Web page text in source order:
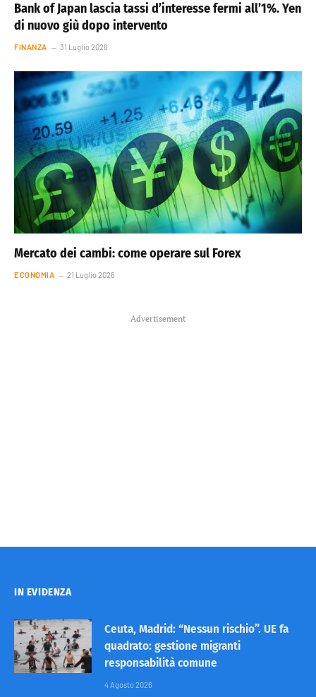
Bank of Japan lascia tassi d’interesse fermi all’1%. Yen
di nuovo giù dopo intervento
FINANZA 31 Luglio 2026
Mercato dei cambi: come operare sul Forex
ECONOMIA 21 Luglio 2026
Advertisement
IN EVIDENZA
Ceuta, Madrid: “Nessun rischio”. UE fa
quadrato: gestione migranti
responsabilità comune
4 Agosto 2026